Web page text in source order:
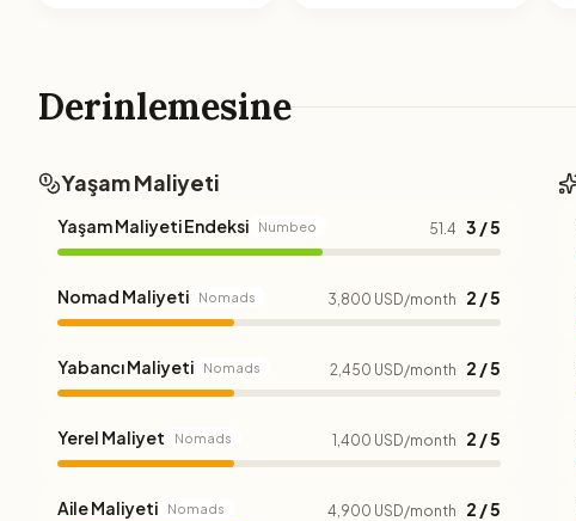
Derinlemesine
Yaşam Maliyeti
Yaşam Maliyeti Endeksi Numbeo 51.4 3 / 5
Nomad Maliyeti Nomads 3,800 USD/month 2 / 5
Yabancı Maliyeti Nomads 2,450 USD/month 2 / 5
Yerel Maliyet Nomads 1,400 USD/month 2 / 5
Aile Maliyeti Nomads 4,900 USD/month 2 / 5